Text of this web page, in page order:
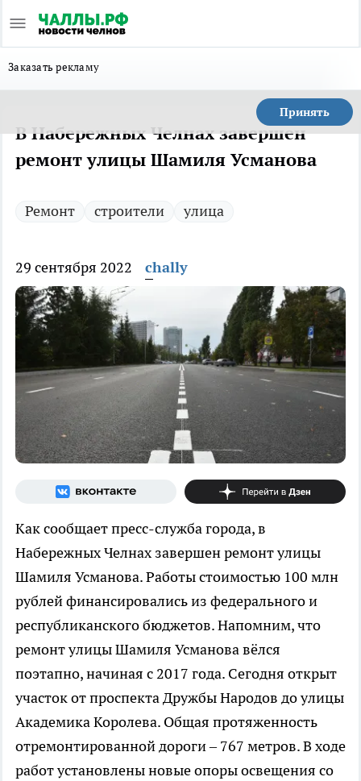
Заказать рекламу
Принять
В Набережных Челнах завершен
ремонт улицы Шамиля Усманова
Ремонт строители улица
29 сентября 2022 chally
Как сообщает пресс-служба города, в
Набережных Челнах завершен ремонт улицы
Шамиля Усманова. Работы стоимостью 100 млн
рублей финансировались из федерального и
республиканского бюджетов. Напомним, что
ремонт улицы Шамиля Усманова вёлся
поэтапно, начиная с 2017 года. Сегодня открыт
участок от проспекта Дружбы Народов до улицы
Академика Королева. Общая протяженность
отремонтированной дороги – 767 метров. В ходе
работ установлены новые опоры освещения со